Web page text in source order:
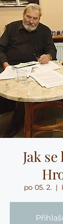
Jak
po 05. 2.
  |